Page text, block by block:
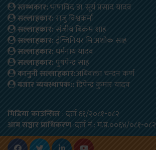
स्तम्भकार:भाषाविद डा. सूर्य प्रसाद यादव
सल्लाहकार:राजु विश्वकर्मा
सल्लाहकार:संजीब बिक्रम शाह
सल्लाहकार:ईन्जिनियर मि.अशोक साह
सल्लाहकार: धर्मनाथ यादव
सल्लाहकार:पुषपेन्द्र साह
कानुनी सल्लाहकार:अधिवक्ता चन्दन कर्ण
बजार ब्यवस्थापक::दिपेन्द्र कुमार यादव
मिडिया काउन्सिल: दर्ता ६१/२०८१-०८२
आम सञ्चार प्राधिकरण:दर्ता नं.: म.प्र.००६४/०८१-०८२